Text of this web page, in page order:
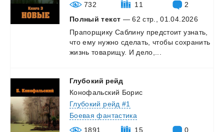
732
11
2
Полный текст — 62 стр., 01.04.2026
Прапорщику Саблину предстоит узнать,
что ему нужно сделать, чтобы сохранить
жизнь товарищу. И дело,...
Глубокий рейд
Конофальский Борис
Глубокий рейд #1
Боевая фантастика
1891
15
0